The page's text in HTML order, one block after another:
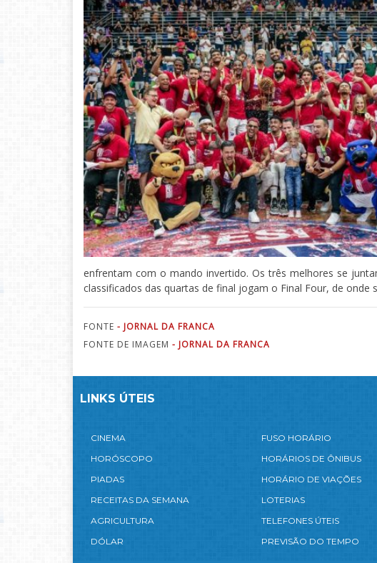
enfrentam com o mando invertido. Os três melhores se
classificados das quartas de final jogam o Final Four, de onde
FONTE - JORNAL DA FRANCA
FONTE DE IMAGEM - JORNAL DA FRANCA
LINKS ÚTEIS
CINEMA
HORÓSCOPO
PIADAS
RECEITAS DA SEMANA
AGRICULTURA
DÓLAR
FUSO HORÁRIO
HORÁRIOS DE ÔNIBUS
HORÁRIO DE VIAÇÕES
LOTERIAS
TELEFONES ÚTEIS
PREVISÃO DO TEMPO